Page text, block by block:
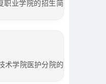
职业学院的招生简
术学院医护分院的